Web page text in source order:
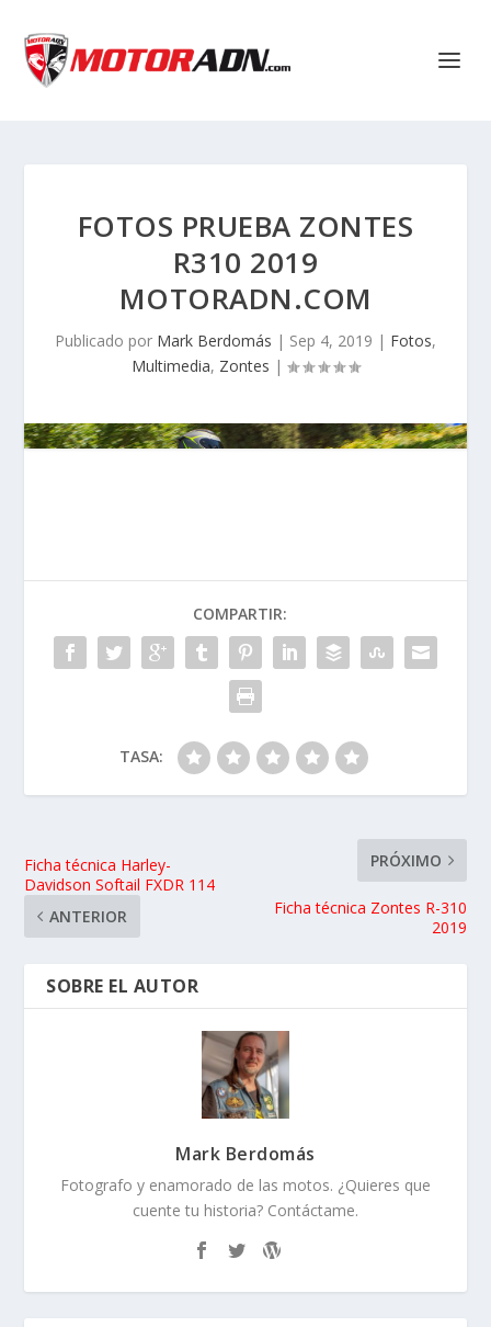
FOTOS PRUEBA ZONTES
R310 2019
MOTORADN.COM
Publicado por Mark Berdomás | Sep 4, 2019 | Fotos,
Multimedia, Zontes |
COMPARTIR:
TASA:
Ficha técnica Harley-
Davidson Softail FXDR 114
ANTERIOR
PRÓXIMO
Ficha técnica Zontes R-310
2019
SOBRE EL AUTOR
Mark Berdomás
Fotografo y enamorado de las motos. ¿Quieres que
cuente tu historia? Contáctame.